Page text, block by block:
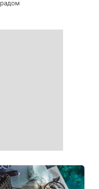
Погода різко зміниться на